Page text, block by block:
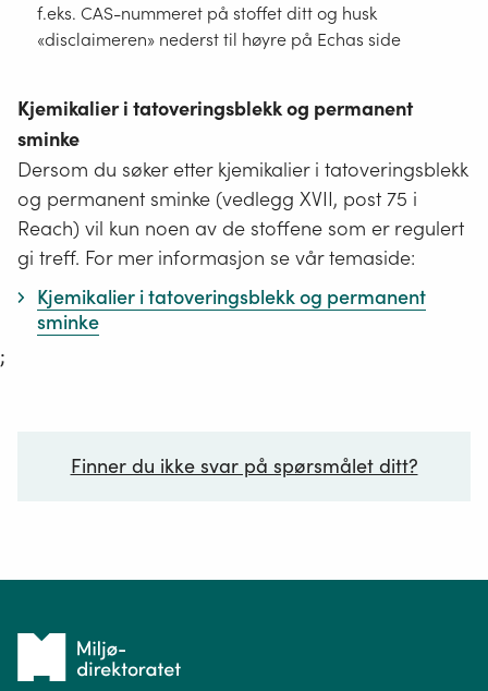
f.eks. CAS-nummeret på stoffet ditt og husk
«disclaimeren» nederst til høyre på Echas side
Kjemikalier i tatoveringsblekk og permanent
sminke
Dersom du søker etter kjemikalier i tatoveringsblekk
og permanent sminke (vedlegg XVII, post 75 i
Reach) vil kun noen av de stoffene som er regulert
gi treff. For mer informasjon se vår temaside:
Kjemikalier i tatoveringsblekk og permanent
sminke
;
Finner du ikke svar på spørsmålet ditt?
Tilbake